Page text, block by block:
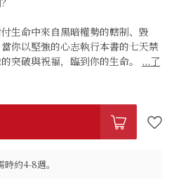
生命中來自黑暗權勢的轄制、毀
你以堅強的心志執行本書的七天禁
突破與祝福，臨到你的生命。 ...了
約4-8週。